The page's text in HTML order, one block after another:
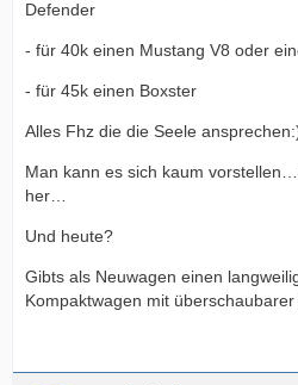
Defender
- für 40k einen Mustang V8 oder
- für 45k einen Boxster
Alles Fhz die die Seele
Man kann es sich kaum
her…
Und heute?
Gibts als Neuwagen einen
Kompaktwagen mit überschaubarer